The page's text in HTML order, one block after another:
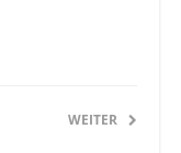
WEITER